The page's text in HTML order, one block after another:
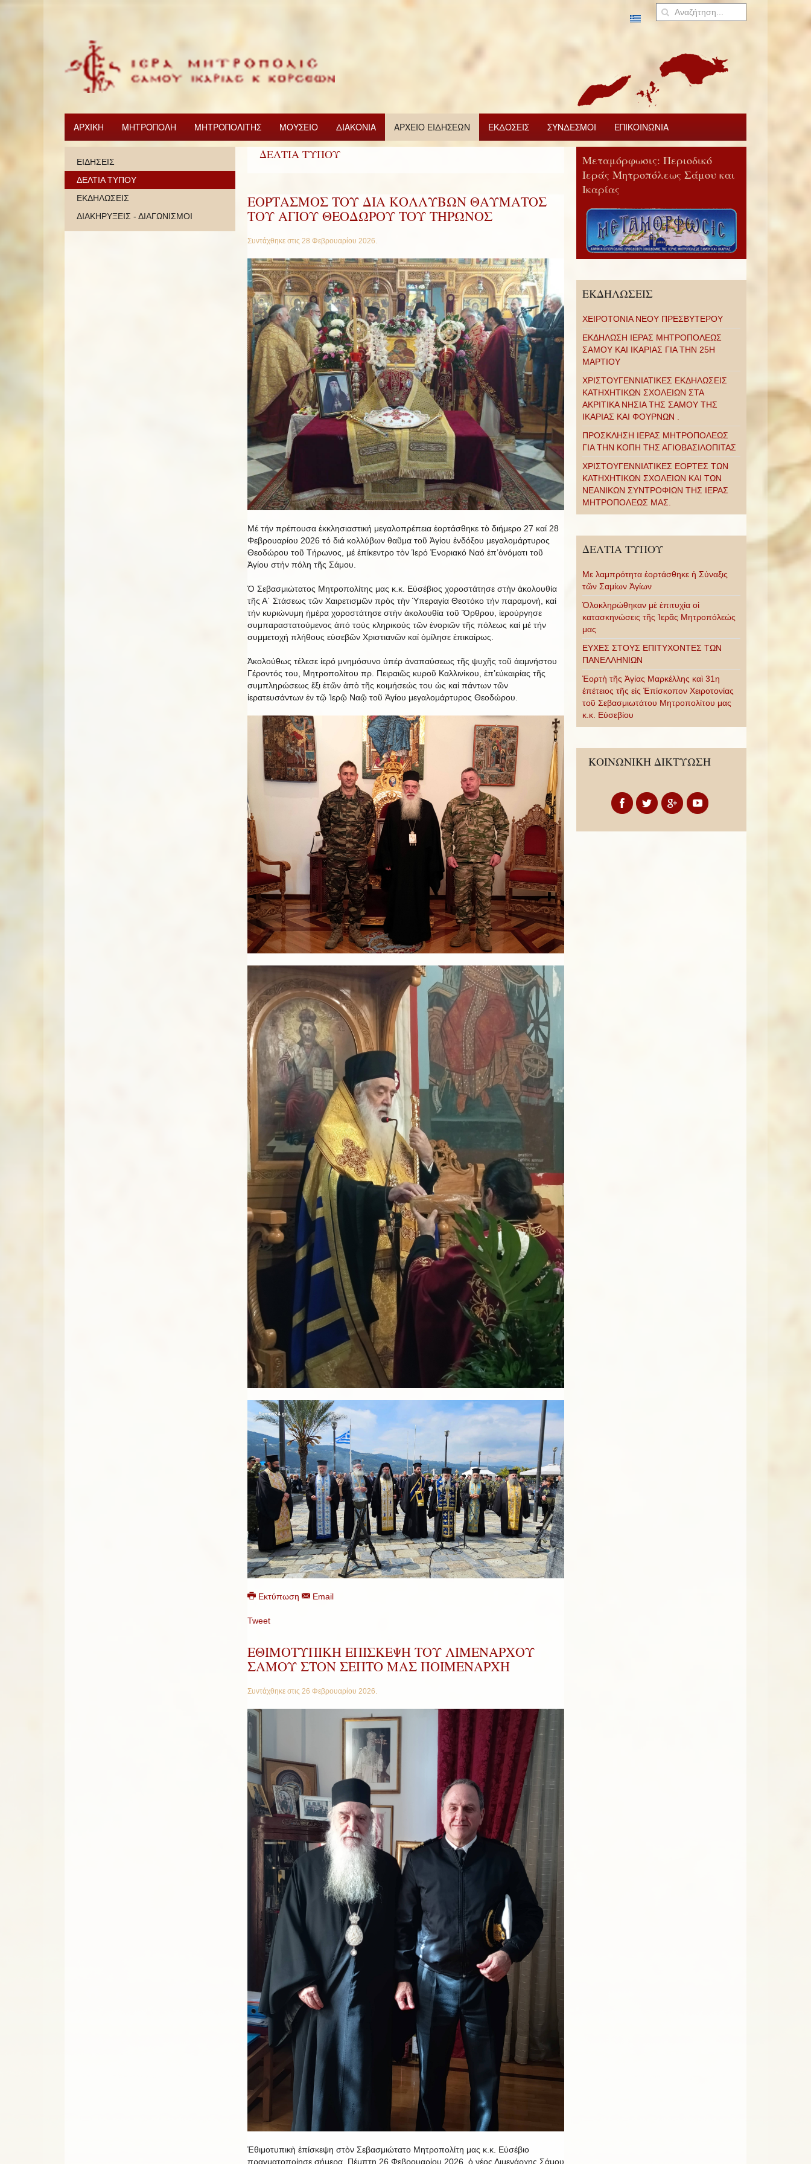
ΑΡΧΙΚΗ ΜΗΤΡΟΠΟΛΗ ΜΗΤΡΟΠΟΛΙΤΗΣ ΜΟΥΣΕΙΟ ΔΙΑΚΟΝΙΑ ΑΡΧΕΙΟ ΕΙΔΗΣΕΩΝ ΕΚΔΟΣΕΙΣ ΣΥΝΔΕΣΜΟΙ ΕΠΙΚΟΙΝΩΝΙΑ
ΔΕΛΤΙΑ ΤΥΠΟΥ
ΕΟΡΤΑΣΜΟΣ ΤΟΥ ΔΙΑ ΚΟΛΛΥΒΩΝ ΘΑΥΜΑΤΟΣ
ΤΟΥ ΑΓΙΟΥ ΘΕΟΔΩΡΟΥ ΤΟΥ ΤΗΡΩΝΟΣ
Συντάχθηκε στις 28 Φεβρουαρίου 2026.
Μέ τήν πρέπουσα ἐκκλησιαστική μεγαλοπρέπεια ἑορτάσθηκε τὸ διήμερο 27 καί 28
Φεβρουαρίου 2026 τό διά κολλύβων θαῦμα τοῦ Ἁγίου ἐνδόξου μεγαλομάρτυρος
Θεοδώρου τοῦ Τήρωνος, μέ ἐπίκεντρο τὸν Ἱερό Ἐνοριακό Ναό ἐπ’ὀνόματι τοῦ
Ἁγίου στήν πόλη τῆς Σάμου.
Ὁ Σεβασμιώτατος Μητροπολίτης μας κ.κ. Εὐσέβιος χοροστάτησε στὴν ἀκολουθία
τῆς Α΄ Στάσεως τῶν Χαιρετισμῶν πρὸς τὴν Ὑπεραγία Θεοτόκο τήν παραμονή, καί
τήν κυριώνυμη ἡμέρα χοροστάτησε στὴν ἀκολουθία τοῦ Ὄρθρου, ἱερούργησε
συμπαραστατούμενος ἀπό τούς κληρικούς τῶν ἐνοριῶν τῆς πόλεως καί μέ τήν
συμμετοχή πλήθους εὐσεβῶν Χριστιανῶν καί ὁμίλησε ἐπικαίρως.
Ἀκολούθως τέλεσε ἱερό μνημόσυνο ὑπέρ ἀναπαύσεως τῆς ψυχῆς τοῦ ἀειμνήστου
Γέροντός του, Μητροπολίτου πρ. Πειραιῶς κυροῦ Καλλινίκου, ἐπ’εὐκαιρίας τῆς
συμπληρώσεως ἔξι ἐτῶν ἀπὸ τῆς κοιμήσεώς του ὡς καί πάντων τῶν
ἱερατευσάντων ἐν τῷ Ἱερῷ Ναῷ τοῦ Ἁγίου μεγαλομάρτυρος Θεοδώρου.
Εκτύπωση Email
Tweet
ΕΘΙΜΟΤΥΠΙΚΗ ΕΠΙΣΚΕΨΗ ΤΟΥ ΛΙΜΕΝΑΡΧΟΥ
ΣΑΜΟΥ ΣΤΟΝ ΣΕΠΤΟ ΜΑΣ ΠΟΙΜΕΝΑΡΧΗ
Συντάχθηκε στις 26 Φεβρουαρίου 2026.
Ἐθιμοτυπικὴ ἐπίσκεψη στὸν Σεβασμιώτατο Μητροπολίτη μας κ.κ. Εὐσέβιο
πραγματοποίησε σήμερα, Πέμπτη 26 Φεβρουαρίου 2026, ὁ νέος Λιμενάρχης Σάμου
ΕΙΔΗΣΕΙΣ
ΔΕΛΤΙΑ ΤΥΠΟΥ
ΕΚΔΗΛΩΣΕΙΣ
ΔΙΑΚΗΡΥΞΕΙΣ - ΔΙΑΓΩΝΙΣΜΟΙ
Μεταμόρφωσις: Περιοδικό
Ιεράς Μητροπόλεως Σάμου και
Ικαρίας
ΕΚΔΗΛΩΣΕΙΣ
ΧΕΙΡΟΤΟΝΙΑ ΝΕΟΥ ΠΡΕΣΒΥΤΕΡΟΥ
ΕΚΔΗΛΩΣΗ ΙΕΡΑΣ ΜΗΤΡΟΠΟΛΕΩΣ
ΣΑΜΟΥ ΚΑΙ ΙΚΑΡΙΑΣ ΓΙΑ ΤΗΝ 25Η
ΜΑΡΤΙΟΥ
ΧΡΙΣΤΟΥΓΕΝΝΙΑΤΙΚΕΣ ΕΚΔΗΛΩΣΕΙΣ
ΚΑΤΗΧΗΤΙΚΩΝ ΣΧΟΛΕΙΩΝ ΣΤΑ
ΑΚΡΙΤΙΚΑ ΝΗΣΙΑ ΤΗΣ ΣΑΜΟΥ ΤΗΣ
ΙΚΑΡΙΑΣ ΚΑΙ ΦΟΥΡΝΩΝ .
ΠΡΟΣΚΛΗΣΗ ΙΕΡΑΣ ΜΗΤΡΟΠΟΛΕΩΣ
ΓΙΑ ΤΗΝ ΚΟΠΗ ΤΗΣ ΑΓΙΟΒΑΣΙΛΟΠΙΤΑΣ
ΧΡΙΣΤΟΥΓΕΝΝΙΑΤΙΚΕΣ ΕΟΡΤΕΣ ΤΩΝ
ΚΑΤΗΧΗΤΙΚΩΝ ΣΧΟΛΕΙΩΝ ΚΑΙ ΤΩΝ
ΝΕΑΝΙΚΩΝ ΣΥΝΤΡΟΦΙΩΝ ΤΗΣ ΙΕΡΑΣ
ΜΗΤΡΟΠΟΛΕΩΣ ΜΑΣ.
ΔΕΛΤΙΑ ΤΥΠΟΥ
Με λαμπρότητα ἑορτάσθηκε ἡ Σύναξις
τῶν Σαμίων Ἁγίων
Ὁλοκληρώθηκαν μὲ ἐπιτυχία οἱ
κατασκηνώσεις τῆς Ἱερᾶς Μητροπόλεώς
μας
ΕΥΧΕΣ ΣΤΟΥΣ ΕΠΙΤΥΧΟΝΤΕΣ ΤΩΝ
ΠΑΝΕΛΛΗΝΙΩΝ
Ἑορτὴ τῆς Ἁγίας Μαρκέλλης καὶ 31η
ἐπέτειος τῆς εἰς Ἐπίσκοπον Χειροτονίας
τοῦ Σεβασμιωτάτου Μητροπολίτου μας
κ.κ. Εὐσεβίου
ΚΟΙΝΩΝΙΚΗ ΔΙΚΤΥΩΣΗ